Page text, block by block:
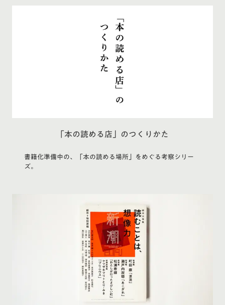
「本の読める店」のつくりかた
書籍化準備中の、「本の読める場所」をめぐる考察シリー
ズ。